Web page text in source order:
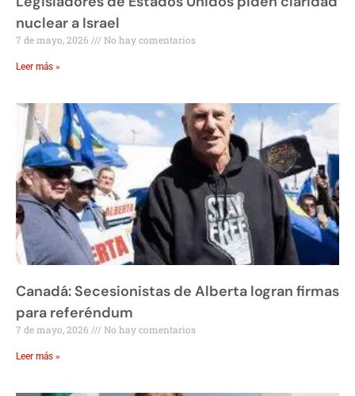
nuclear a Israel
7 de mayo, 2026 No hay comentarios
Leer más »
Canadá: Secesionistas de Alberta logran firmas
para referéndum
7 de mayo, 2026 No hay comentarios
Leer más »